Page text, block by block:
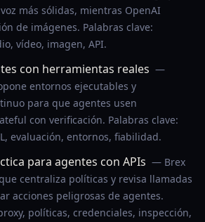
más sólidas, mientras OpenAI
de imágenes. Palabras clave:
vídeo, imagen, API.
con herramientas reales —
entornos ejecutables y
para que agentes usen
con verificación. Palabras clave:
evaluación, entornos, fiabilidad.
para agentes con APIs — Brex
centraliza políticas y revisa llamadas
acciones peligrosas de agentes.
políticas, credenciales, inspección,